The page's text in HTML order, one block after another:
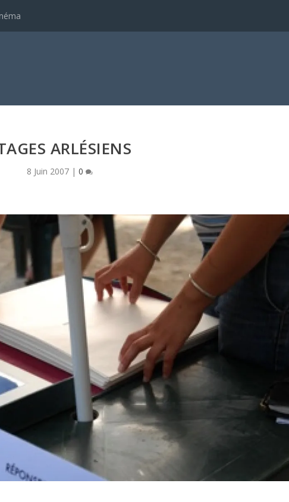
ARLÉSIENS
8 Juin 2007 |0